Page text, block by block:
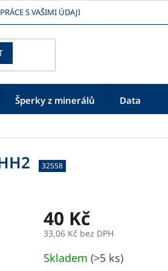
S VAŠIMI ÚDAJI
Šperky z minerálů Data
32558
40 Kč
33,06 Kč bez DPH
cena:
Skladem (>5 ks)